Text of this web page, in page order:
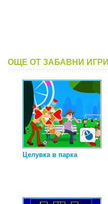
ОЩЕ ОТ ЗАБАВНИ ИГРИ
Целувка в парка